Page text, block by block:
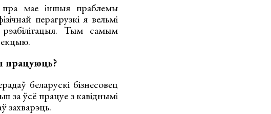
мае іншыя праблемы
перагрузкі я вельмі
Тым самым
працуюць?
беларускі бізнесовец
за ўсё працуе з кавіднымі
захварэць.